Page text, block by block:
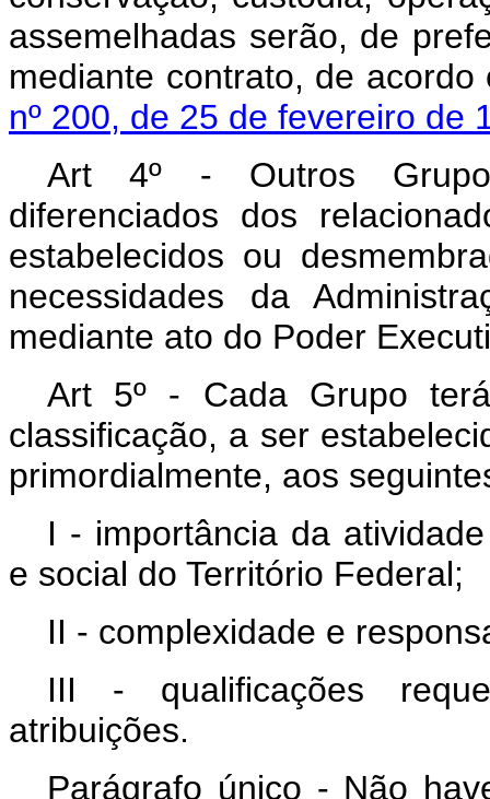
assemelhadas serão, de
mediante contrato, de
nº 200, de 25 de fevereiro de
Art 4º - Outros
diferenciados dos
estabelecidos ou
necessidades da
mediante ato do Poder
Art 5º - Cada Grupo
classificação, a ser
primordialmente, aos
I - importância da
e social do Território Federal;
II - complexidade e
III - qualificações
atribuições.
Parágrafo único - Não